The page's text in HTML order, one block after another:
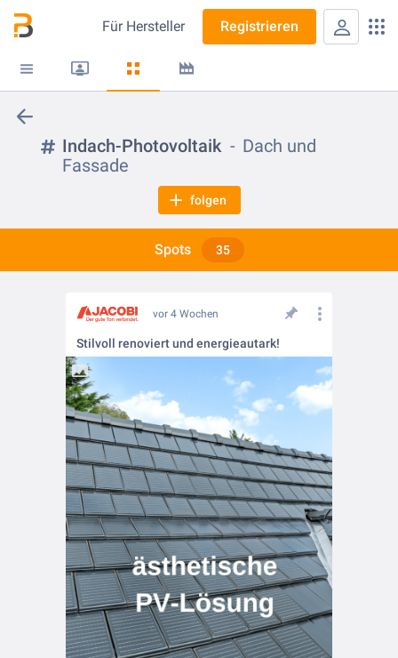
Für Hersteller Registrieren
Indach-Photovoltaik
Dach und
Fassade
folgen
Spots 35
vor 4 Wochen
Stilvoll renoviert und energieautark!